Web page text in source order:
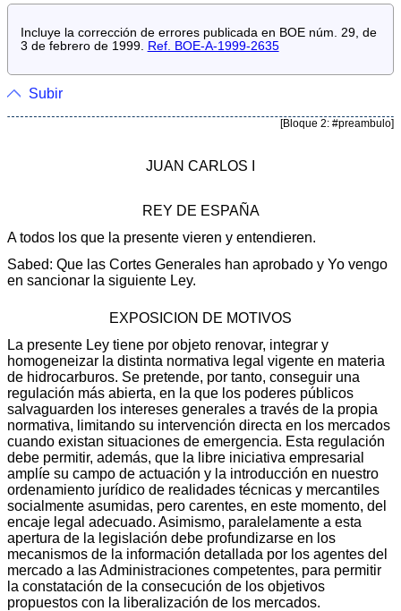
Incluye la corrección de errores publicada en BOE núm. 29, de
3 de febrero de 1999.
Ref. BOE-A-1999-2635
Subir
[Bloque 2: #preambulo]
JUAN CARLOS I
REY DE ESPAÑA
A todos los que la presente vieren y entendieren.
Sabed: Que las Cortes Generales han aprobado y Yo vengo
en sancionar la siguiente Ley.
EXPOSICION DE MOTIVOS
La presente Ley tiene por objeto renovar, integrar y
homogeneizar la distinta normativa legal vigente en materia
de hidrocarburos. Se pretende, por tanto, conseguir una
regulación más abierta, en la que los poderes públicos
salvaguarden los intereses generales a través de la propia
normativa, limitando su intervención directa en los mercados
cuando existan situaciones de emergencia. Esta regulación
debe permitir, además, que la libre iniciativa empresarial
amplíe su campo de actuación y la introducción en nuestro
ordenamiento jurídico de realidades técnicas y mercantiles
socialmente asumidas, pero carentes, en este momento, del
encaje legal adecuado. Asimismo, paralelamente a esta
apertura de la legislación debe profundizarse en los
mecanismos de la información detallada por los agentes del
mercado a las Administraciones competentes, para permitir
la constatación de la consecución de los objetivos
propuestos con la liberalización de los mercados.